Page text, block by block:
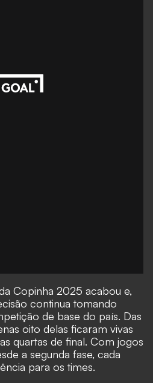
Copinha 2025 acabou e,
continua tomando
de base do país. Das
oito delas ficaram vivas
quartas de final. Com jogos
a segunda fase, cada
para os times.